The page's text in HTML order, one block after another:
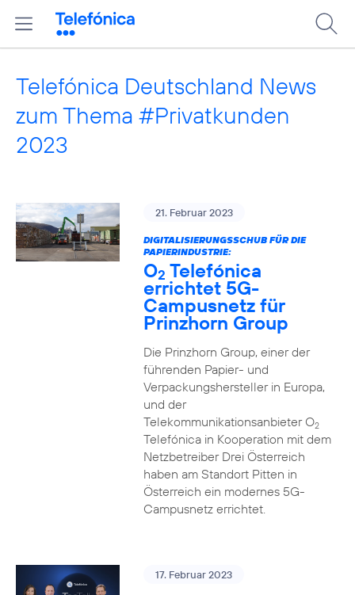
Telefónica Deutschland News
zum Thema #Privatkunden
2023
21. Februar 2023
DIGITALISIERUNGSSCHUB FÜR DIE
PAPIERINDUSTRIE:
O2 Telefónica
errichtet 5G-
Campusnetz für
Prinzhorn Group
Die Prinzhorn Group, einer der
führenden Papier- und
Verpackungshersteller in Europa,
und der
Telekommunikationsanbieter O2
Telefónica in Kooperation mit dem
Netzbetreiber Drei Österreich
haben am Standort Pitten in
Österreich ein modernes 5G-
Campusnetz errichtet.
17. Februar 2023